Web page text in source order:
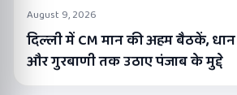
August 9, 2026
दिल्ली में CM मान की अहम बैठकें,
और गुरबाणी तक उठाए पंजाब के मुद्दे